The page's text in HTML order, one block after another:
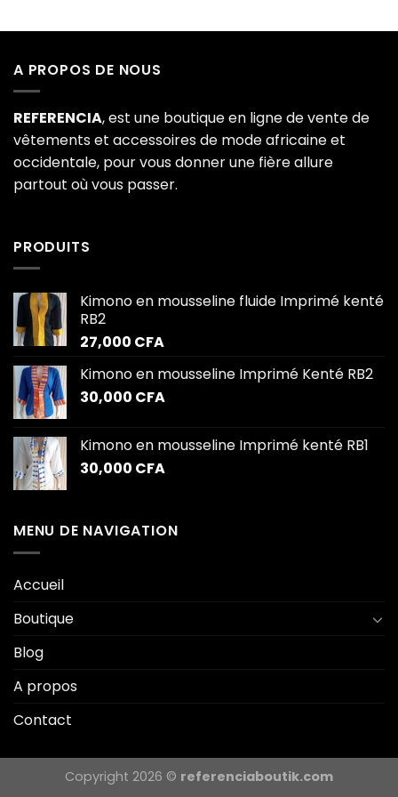
A PROPOS DE NOUS
REFERENCIA, est une boutique en ligne de vente de
vêtements et accessoires de mode africaine et
occidentale, pour vous donner une fière allure
partout où vous passer.
PRODUITS
Kimono en mousseline fluide Imprimé kenté
RB2
27,000 CFA
Kimono en mousseline Imprimé Kenté RB2
30,000 CFA
Kimono en mousseline Imprimé kenté RB1
30,000 CFA
MENU DE NAVIGATION
Accueil
Boutique
Blog
A propos
Contact
Copyright 2026 © referenciaboutik.com